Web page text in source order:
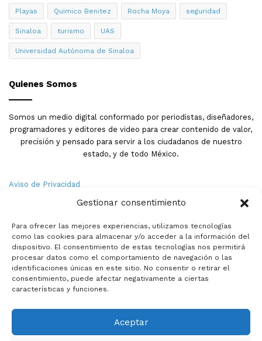
Gestionar consentimiento
Para ofrecer las mejores experiencias, utilizamos tecnologías
como las cookies para almacenar y/o acceder a la información del
dispositivo. El consentimiento de estas tecnologías nos permitirá
procesar datos como el comportamiento de navegación o las
identificaciones únicas en este sitio. No consentir o retirar el
consentimiento, puede afectar negativamente a ciertas
características y funciones.
Aceptar
Playas Quimico Benitez Rocha Moya seguridad
Sinaloa turismo UAS
Universidad Autónoma de Sinaloa
Quienes Somos
Somos un medio digital conformado por periodistas, diseñadores,
programadores y editores de video para crear contenido de valor,
precisión y pensado para servir a los ciudadanos de nuestro
estado, y de todo México.
Aviso de Privacidad
Términos y Condiciones
Política de Cookies
Contacto
© Copyright 2026,PMX. Todos los derechos reservados.